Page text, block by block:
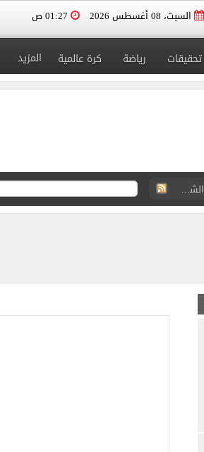
السبت، 08 أغسطس 2026
تحقيقات رياضة كرة عالمية المزيد